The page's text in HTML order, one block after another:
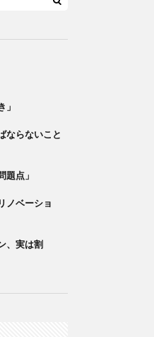
ならないこと
点」
ノベーショ
、実は割